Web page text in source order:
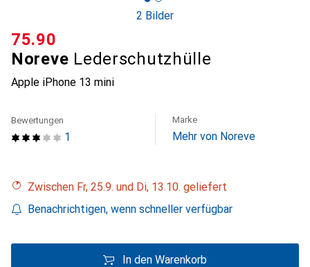
2 Bilder
Noreve Lederschutzhülle
Apple iPhone 13 mini
CHF
75.90
1
Bewertungen Marke
Mehr von Noreve
Zwischen Fr, 25.9. und Di, 13.10. geliefert
Benachrichtigen, wenn schneller verfügbar
In den Warenkorb